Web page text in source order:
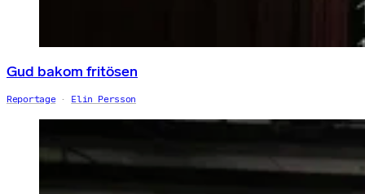
Gud bakom fritösen
Reportage Elin Persson